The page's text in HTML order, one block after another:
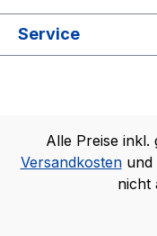
Service
Alle Preise inkl.
Versandkostenund
nicht